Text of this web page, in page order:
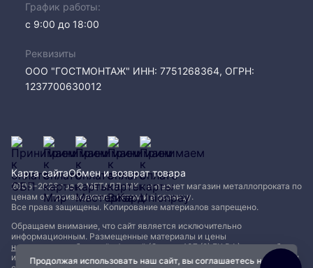
Продолжая использовать наш сайт, вы соглашаетесь на
График работы:
с 9:00 до 18:00
Реквизиты
ООО "ГОСТМОНТАЖ" ИНН: 7751268364, ОГРН:
1237700630012
2005−2026 год © МЕТАЛЛ-МК - интернет магазин металлопроката по
ценам от производителя, оптом и в розницу.
Все права защищены. Копирование материалов запрещено.
Обращаем внимание, что сайт является исключительно
информационным. Размещенные материалы и цены
не являются публичной офертой (Статья 437 (2) ГК РФ)и могут быть
изменены без уведомления. Для уточнения наличия, характеристик и
Карта сайтаОбмен и возврат товара